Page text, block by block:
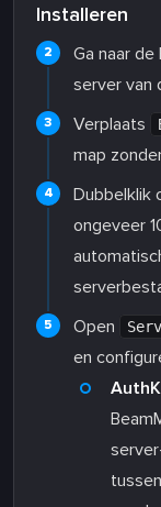
Installeren
Ga naar
server van
Verplaats
map
Dubbelklik
ongeveer
Open
en